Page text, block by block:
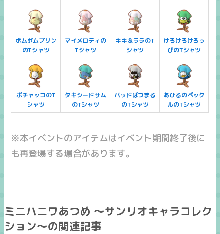
ポムポムプリン
のTシャツ
マイメロディの
Tシャツ
キキ＆ララのT
シャツ
けろけろけろっ
ぴのTシャツ
ポチャッコのT
シャツ
タキシードサム
のTシャツ
バッドばつまる
のTシャツ
あひるのペック
ルのTシャツ
※本イベントのアイテムはイベント期間終了後に
も再登場する場合があります。
ミニハニワあつめ ～サンリオキャラコレク
ション～の関連記事